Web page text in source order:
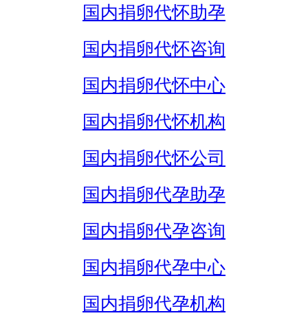
国内捐卵代怀助孕
国内捐卵代怀咨询
国内捐卵代怀中心
国内捐卵代怀机构
国内捐卵代怀公司
国内捐卵代孕助孕
国内捐卵代孕咨询
国内捐卵代孕中心
国内捐卵代孕机构